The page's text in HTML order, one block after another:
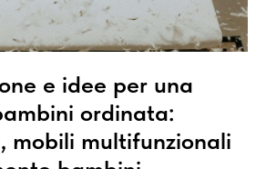
e idee per una
ordinata:
mobili multifunzionali